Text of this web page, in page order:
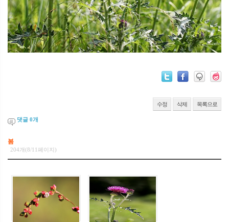
수정 삭제 목록으로
댓글 0개
봄
204개(8/11페이지)